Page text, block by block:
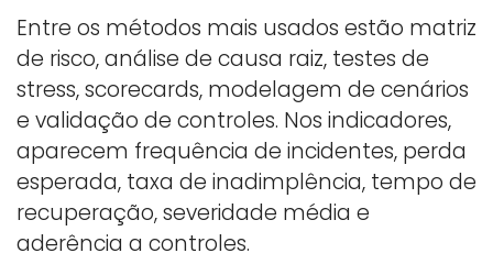
Entre os métodos mais usados estão matriz
de risco, análise de causa raiz, testes de
stress, scorecards, modelagem de cenários
e validação de controles. Nos indicadores,
aparecem frequência de incidentes, perda
esperada, taxa de inadimplência, tempo de
recuperação, severidade média e
aderência a controles.